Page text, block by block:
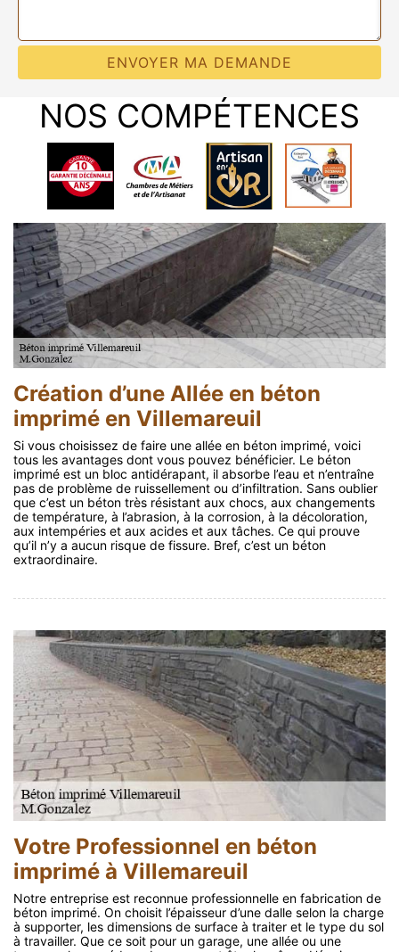
NOS COMPÉTENCES
Création d’une Allée en béton
imprimé en Villemareuil
Si vous choisissez de faire une allée en béton imprimé, voici
tous les avantages dont vous pouvez bénéficier. Le béton
imprimé est un bloc antidérapant, il absorbe l’eau et n’entraîne
pas de problème de ruissellement ou d’infiltration. Sans oublier
que c’est un béton très résistant aux chocs, aux changements
de température, à l’abrasion, à la corrosion, à la décoloration,
aux intempéries et aux acides et aux tâches. Ce qui prouve
qu’il n’y a aucun risque de fissure. Bref, c’est un béton
extraordinaire.
Votre Professionnel en béton
imprimé à Villemareuil
Notre entreprise est reconnue professionnelle en fabrication de
béton imprimé. On choisit l’épaisseur d’une dalle selon la charge
à supporter, les dimensions de surface à traiter et le type du sol
à travailler. Que ce soit pour un garage, une allée ou une